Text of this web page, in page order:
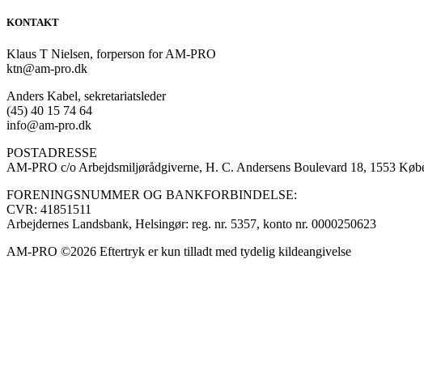
KONTAKT
Klaus T Nielsen, forperson for AM-PRO
ktn@am-pro.dk
Anders Kabel, sekretariatsleder
(45) 40 15 74 64
info@am-pro.dk
POSTADRESSE
AM-PRO c/o Arbejdsmiljørådgiverne, H. C. Andersens Boulevard 18, 1553
FORENINGSNUMMER OG BANKFORBINDELSE:
CVR: 41851511
Arbejdernes Landsbank, Helsingør: reg. nr. 5357, konto nr. 0000250623
AM-PRO ©2026 Eftertryk er kun tilladt med tydelig kildeangivelse